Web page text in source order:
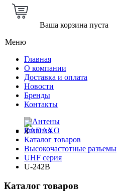
Ваша корзина пуста
Меню
Главная
О компании
Доставка и оплата
Новости
Бренды
Контакты
Главная
Каталог товаров
Высокочастотные разъемы
UHF серия
U-242B
Каталог товаров